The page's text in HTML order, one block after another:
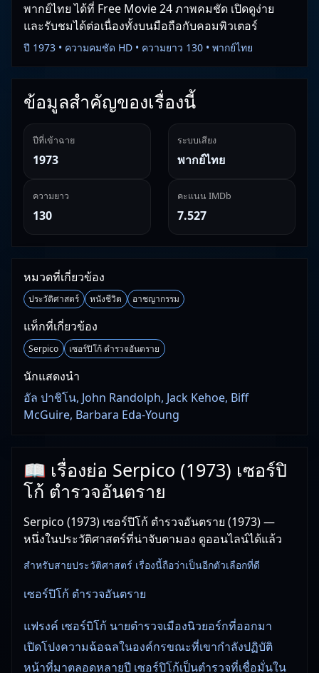
พากย์ไทย ได้ที่ Free Movie 24 ภาพคมชัด เปิดดูง่าย
และรับชมได้ต่อเนื่องทั้งบนมือถือกับคอมพิวเตอร์
ปี 1973 • ความคมชัด HD • ความยาว 130 • พากย์ไทย
ข้อมูลสำคัญของเรื่องนี้
ปีที่เข้าฉาย
1973
ระบบเสียง
พากย์ไทย
ความยาว
130
คะแนน IMDb
7.527
หมวดที่เกี่ยวข้อง
ประวัติศาสตร์ หนังชีวิต อาชญากรรม
แท็กที่เกี่ยวข้อง
Serpico เซอร์ปิโก้ ตำรวจอันตราย
นักแสดงนำ
อัล ปาชิโน, John Randolph, Jack Kehoe, Biff
McGuire, Barbara Eda-Young
📖 เรื่องย่อ Serpico (1973) เซอร์ปิ
โก้ ตำรวจอันตราย
Serpico (1973) เซอร์ปิโก้ ตำรวจอันตราย (1973) —
หนึ่งในประวัติศาสตร์ที่น่าจับตามอง ดูออนไลน์ได้แล้ว
สำหรับสายประวัติศาสตร์ เรื่องนี้ถือว่าเป็นอีกตัวเลือกที่ดี
เซอร์ปิโก้ ตำรวจอันตราย
แฟรงค์ เซอร์บิโก้ นายตำรวจเมืองนิวยอร์กที่ออกมา
เปิดโปงความฉ้อฉลในองค์กรขณะที่เขากำลังปฏิบัติ
หน้าที่มาตลอดหลายปี เซอร์ปิโก้เป็นตำรวจที่เชื่อมั่นใน